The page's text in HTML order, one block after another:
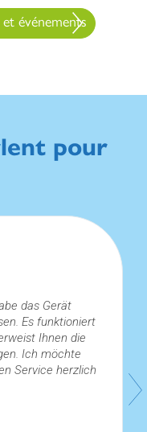
événements
pour
das Gerät
Es funktioniert
Ihnen die
Ich möchte
Service herzlich